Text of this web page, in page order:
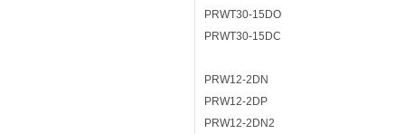
PRWT30-15DO
PRWT30-15DC
PRW12-2DN
PRW12-2DP
PRW12-2DN2